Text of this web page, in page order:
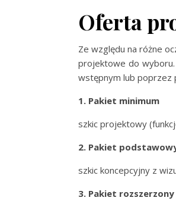
Oferta
Ze względu na różne
projektowe do
wstępnym lub poprzez
1. Pakiet minimum
szkic projektowy
2. Pakiet
szkic koncepcyjny z
3. Pakiet rozszerzony